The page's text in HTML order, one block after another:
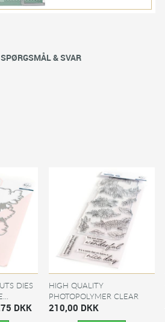
SPØRGSMÅL & SVAR
DIES
DKK
HIGH QUALITY
PHOTOPOLYMER CLEAR
STAMPS -...
210,00 DKK